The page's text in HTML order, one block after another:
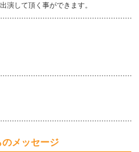
演して頂く事ができます。
メッセージ